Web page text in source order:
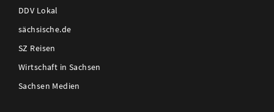
DDV Lokal
sächsische.de
SZ Reisen
Wirtschaft in Sachsen
Sachsen Medien